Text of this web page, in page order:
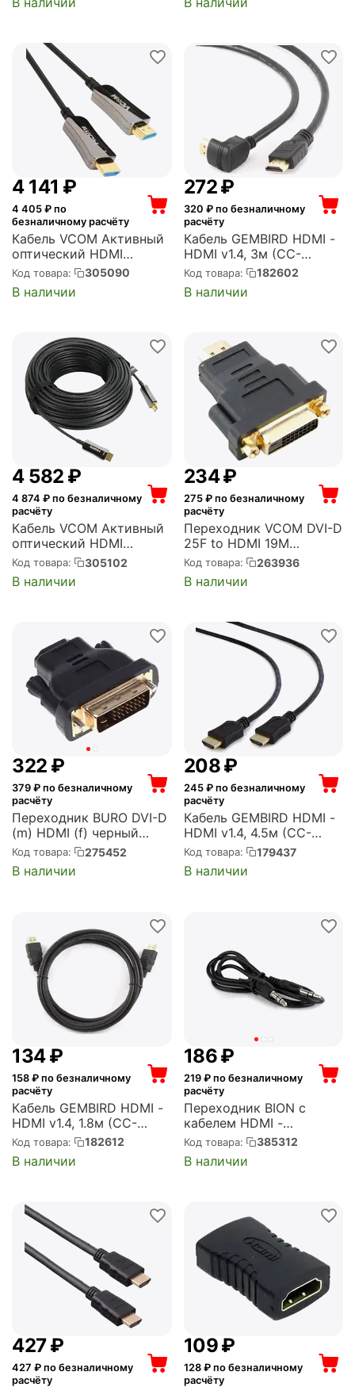
4 141 ₽
4 405 ₽ по
безналичному расчёту
Кабель VCOM Активный
оптический HDMI
19M/M,ver. 2.0, 4K@60 Hz
20m (D3742A-20M)
Код товара: 305090
В наличии
‍272‍₽
320 ₽ по безналичному
расчёту
Кабель GEMBIRD HDMI -
HDMI v1.4, 3м (CC-
HDMI490-10)
Код товара: 182602
В наличии
4 582 ₽
4 874 ₽ по безналичному
расчёту
Кабель VCOM Активный
оптический HDMI
19M/M,ver. 2.0, 4K@60 Hz
30m (D3742A-30M)
Код товара: 305102
В наличии
‍234‍₽
275₽ по безналичному
расчёту
Переходник VCOM DVI-D
25F to HDMI 19M
(VAD7819)
Код товара: 263936
В наличии
‍322‍ ₽
379 ₽ по безналичному
расчёту
Переходник BURO DVI-D
(m) HDMI (f) черный
(BHP RET ADA_HDMI-DVI)
Код товара: 275452
В наличии
‍208‍₽
245₽ по безналичному
расчёту
Кабель GEMBIRD HDMI -
HDMI v1.4, 4.5м (CC-
HDMI4L-15)
Код товара: 179437
В наличии
‍134‍₽
158 ₽ по безналичному
расчёту
Кабель GEMBIRD HDMI -
HDMI v1.4, 1.8м (CC-
HDMI4L-6)
Код товара: 182612
В наличии
‍186‍₽
219₽ по безналичному
расчёту
Переходник BION с
кабелем HDMI -
VGA+Audio, 19M/15F +
miniJack 3.5mm, длина
кабеля 15см, черный
Код товара: 385312
В наличии
‍427‍₽
427 ₽ по безналичному
расчёту
‍109‍₽
128₽ по безналичному
расчёту